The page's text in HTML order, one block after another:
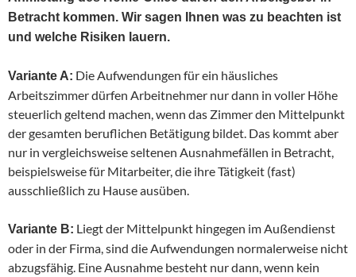
Betracht kommen. Wir sagen Ihnen was zu beachten ist
und welche Risiken lauern.
Variante A: Die Aufwendungen für ein häusliches
Arbeitszimmer dürfen Arbeitnehmer nur dann in voller Höhe
steuerlich geltend machen, wenn das Zimmer den Mittelpunkt
der gesamten beruflichen Betätigung bildet. Das kommt aber
nur in vergleichsweise seltenen Ausnahmefällen in Betracht,
beispielsweise für Mitarbeiter, die ihre Tätigkeit (fast)
ausschließlich zu Hause ausüben.
Variante B: Liegt der Mittelpunkt hingegen im Außendienst
oder in der Firma, sind die Aufwendungen normalerweise nicht
abzugsfähig. Eine Ausnahme besteht nur dann, wenn kein